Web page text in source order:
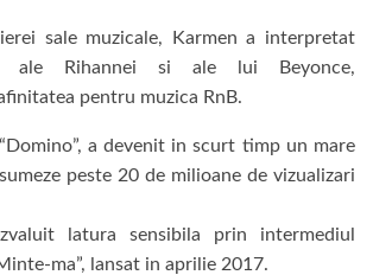
sale muzicale, Karmen a interpretat
ale Rihannei si ale lui Beyonce,
pentru muzica RnB.
a devenit in scurt timp un mare
peste 20 de milioane de vizualizari
latura sensibila prin intermediul
ma”, lansat in aprilie 2017.